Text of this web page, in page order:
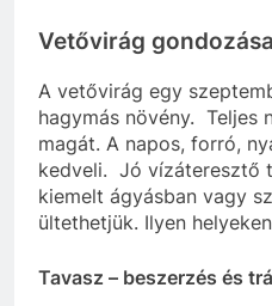
Vetővirág gondozása
A vetővirág egy
hagymás növény. Teljes
magát. A napos, forró,
kedveli. Jó vízáteresztő
kiemelt ágyásban vagy
ültethetjük. Ilyen
Tavasz – beszerzés és